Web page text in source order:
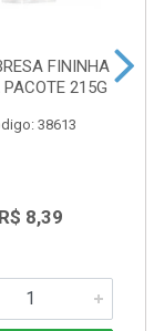
FININHA
215G
38613
R$ 8,39